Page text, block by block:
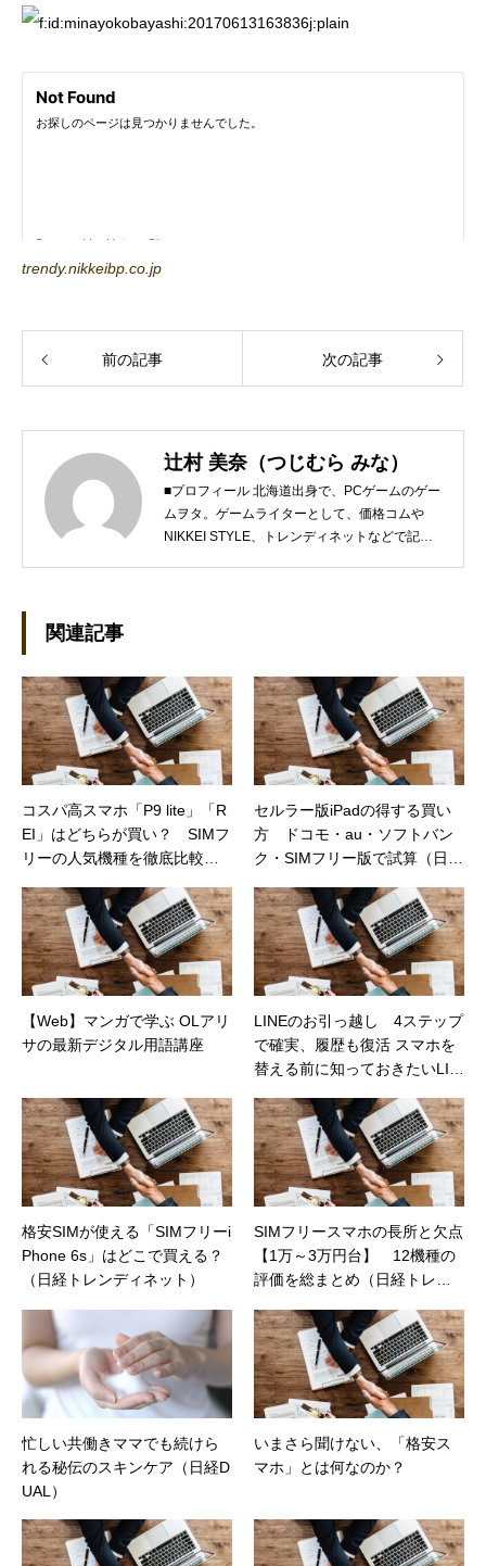
trendy.nikkeibp.co.jp
前の記事 次の記事
辻村 美奈（つじむら みな）
■プロフィール 北海道出身で、PCゲームのゲー
ムヲタ。ゲームライターとして、価格コムや
NIKKEI STYLE、トレンディネットなどで記事
関連記事
コスパ高スマホ「P9 lite」「R
EI」はどちらが買い？ SIMフ
リーの人気機種を徹底比較
セルラー版iPadの得する買い
方 ドコモ・au・ソフトバン
ク・SIMフリー版で試算（日経
【Web】マンガで学ぶ OLアリ
サの最新デジタル用語講座
LINEのお引っ越し 4ステップ
で確実、履歴も復活 スマホを
替える前に知っておきたいLIN
格安SIMが使える「SIMフリーi
Phone 6s」はどこで買える？
（日経トレンディネット）
SIMフリースマホの長所と欠点
【1万～3万円台】 12機種の
評価を総まとめ（日経トレン
忙しい共働きママでも続けら
れる秘伝のスキンケア（日経D
UAL）
いまさら聞けない、「格安ス
マホ」とは何なのか？